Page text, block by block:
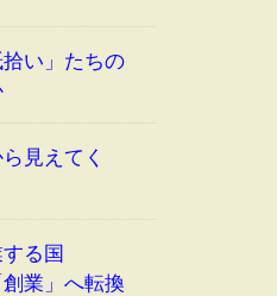
い」たちの
見えてく
る国
業」へ転換